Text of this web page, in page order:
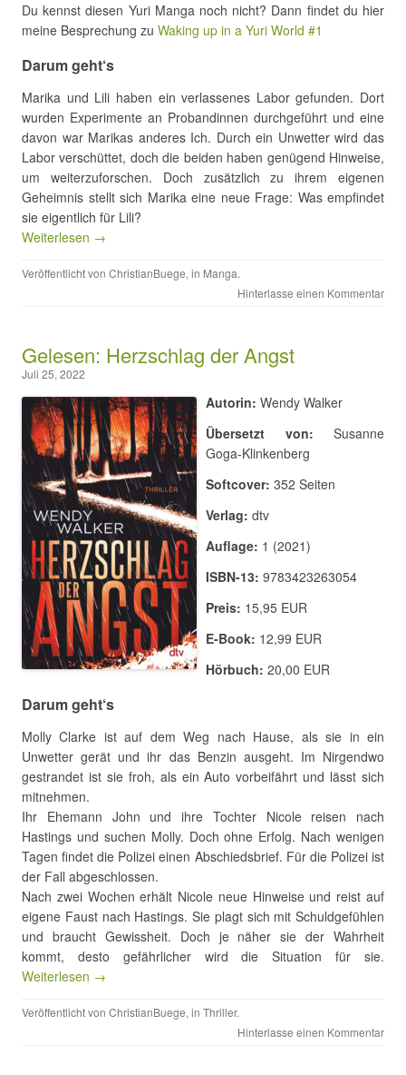
Du kennst diesen Yuri Manga noch nicht? Dann findet du hier
meine Besprechung zu Waking up in a Yuri World #1
Darum geht‘s
Marika und Lili haben ein verlassenes Labor gefunden. Dort
wurden Experimente an Probandinnen durchgeführt und eine
davon war Marikas anderes Ich. Durch ein Unwetter wird das
Labor verschüttet, doch die beiden haben genügend Hinweise,
um weiterzuforschen. Doch zusätzlich zu ihrem eigenen
Geheimnis stellt sich Marika eine neue Frage: Was empfindet
sie eigentlich für Lili?
Weiterlesen →
Veröffentlicht von ChristianBuege, in Manga.
Hinterlasse einen Kommentar
Gelesen: Herzschlag der Angst
Juli 25, 2022
Autorin: Wendy Walker
Übersetzt von: Susanne
Goga-Klinkenberg
Softcover: 352 Seiten
Verlag: dtv
Auflage: 1 (2021)
ISBN-13: 9783423263054
Preis: 15,95 EUR
E-Book: 12,99 EUR
Hörbuch: 20,00 EUR
Darum geht‘s
Molly Clarke ist auf dem Weg nach Hause, als sie in ein
Unwetter gerät und ihr das Benzin ausgeht. Im Nirgendwo
gestrandet ist sie froh, als ein Auto vorbeifährt und lässt sich
mitnehmen.
Ihr Ehemann John und ihre Tochter Nicole reisen nach
Hastings und suchen Molly. Doch ohne Erfolg. Nach wenigen
Tagen findet die Polizei einen Abschiedsbrief. Für die Polizei ist
der Fall abgeschlossen.
Nach zwei Wochen erhält Nicole neue Hinweise und reist auf
eigene Faust nach Hastings. Sie plagt sich mit Schuldgefühlen
und braucht Gewissheit. Doch je näher sie der Wahrheit
kommt, desto gefährlicher wird die Situation für sie.
Weiterlesen →
Veröffentlicht von ChristianBuege, in Thriller.
Hinterlasse einen Kommentar